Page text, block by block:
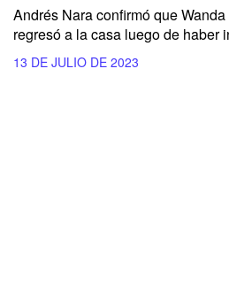
Andrés Nara confirmó que
regresó a la casa luego de haber
13 DE JULIO DE 2023